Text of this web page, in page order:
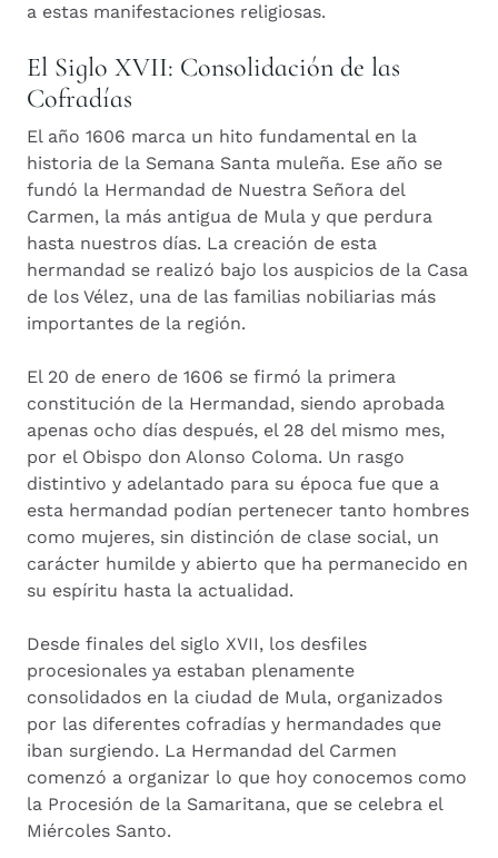
a estas manifestaciones religiosas.
El Siglo XVII: Consolidación de las
Cofradías
El año 1606 marca un hito fundamental en la
historia de la Semana Santa muleña. Ese año se
fundó la Hermandad de Nuestra Señora del
Carmen, la más antigua de Mula y que perdura
hasta nuestros días. La creación de esta
hermandad se realizó bajo los auspicios de la Casa
de los Vélez, una de las familias nobiliarias más
importantes de la región.
El 20 de enero de 1606 se firmó la primera
constitución de la Hermandad, siendo aprobada
apenas ocho días después, el 28 del mismo mes,
por el Obispo don Alonso Coloma. Un rasgo
distintivo y adelantado para su época fue que a
esta hermandad podían pertenecer tanto hombres
como mujeres, sin distinción de clase social, un
carácter humilde y abierto que ha permanecido en
su espíritu hasta la actualidad.
Desde finales del siglo XVII, los desfiles
procesionales ya estaban plenamente
consolidados en la ciudad de Mula, organizados
por las diferentes cofradías y hermandades que
iban surgiendo. La Hermandad del Carmen
comenzó a organizar lo que hoy conocemos como
la Procesión de la Samaritana, que se celebra el
Miércoles Santo.